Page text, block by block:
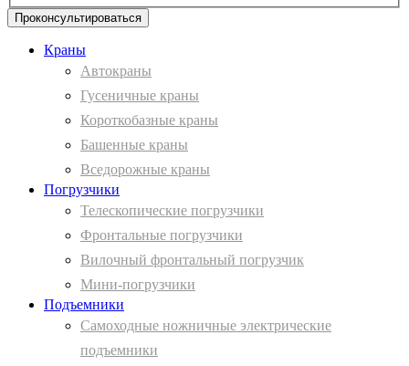
Проконсультироваться
Краны
Автокраны
Гусеничные краны
Короткобазные краны
Башенные краны
Вcедорожные краны
Погрузчики
Телескопические погрузчики
Фронтальные погрузчики
Вилочный фронтальный погрузчик
Мини-погрузчики
Подъемники
Самоходные ножничные электрические
подъемники